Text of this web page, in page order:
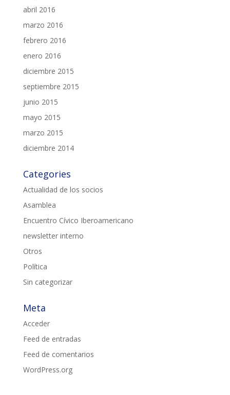
abril 2016
marzo 2016
febrero 2016
enero 2016
diciembre 2015
septiembre 2015
junio 2015
mayo 2015
marzo 2015
diciembre 2014
Categories
Actualidad de los socios
Asamblea
Encuentro Cívico Iberoamericano
newsletter interno
Otros
Política
Sin categorizar
Meta
Acceder
Feed de entradas
Feed de comentarios
WordPress.org